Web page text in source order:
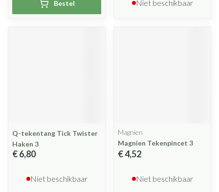
Bestel Niet beschikbaar
Q-tekentang Tick Twister
Haken 3
€ 6,80
Niet beschikbaar
Magnien
Magnien Tekenpincet 3
€ 4,52
Niet beschikbaar